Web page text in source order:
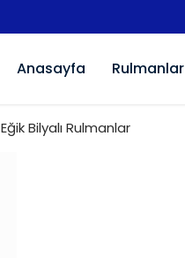
Anasayfa Rulmanlar
Eğik Bilyalı Rulmanlar